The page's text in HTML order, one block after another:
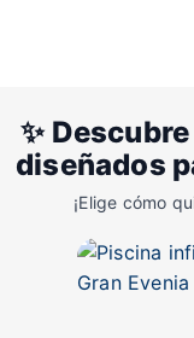
✨
diseñados
¡Elige cómo